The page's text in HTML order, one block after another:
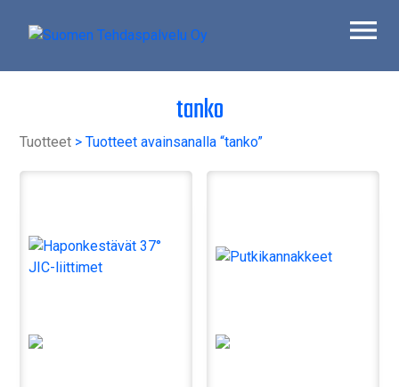
tanko
Tuotteet > Tuotteet avainsanalla “tanko”